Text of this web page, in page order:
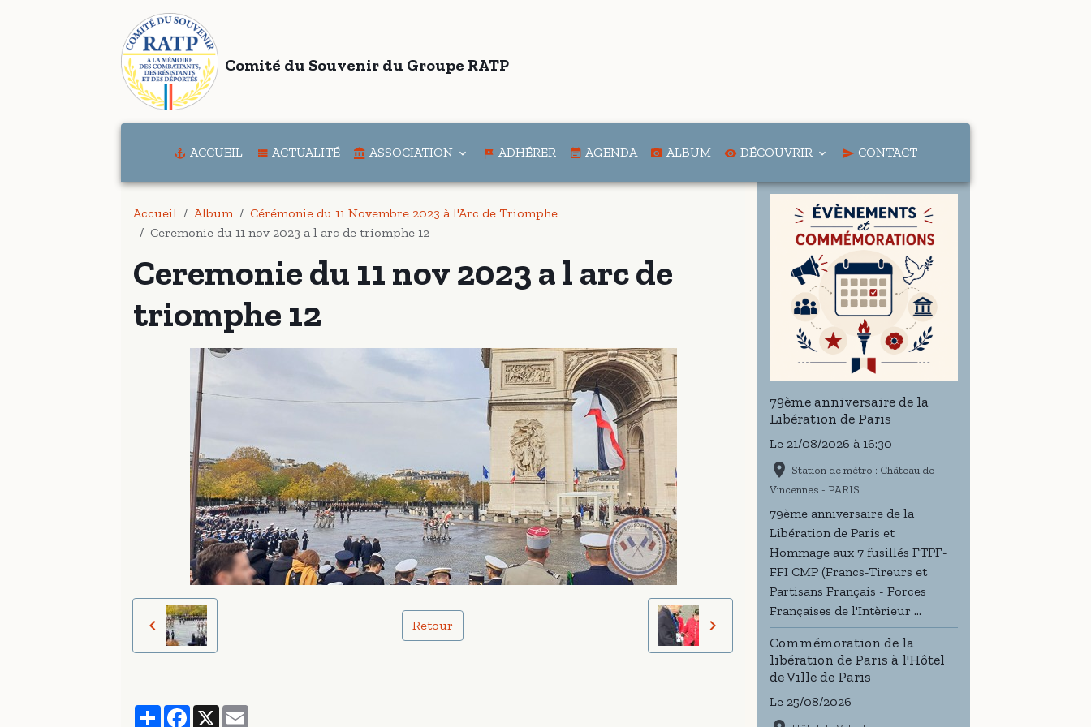
Comité du Souvenir du Groupe RATP
ACCUEIL ACTUALITÉ ASSOCIATION ADHÉRER AGENDA ALBUM DÉCOUVRIR CONTACT
Accueil Album
Cérémonie du 11 Novembre 2023 à l'Arc de Triomphe
Ceremonie du 11 nov 2023 a l arc de triomphe 12
Ceremonie du 11 nov 2023 a l arc de
triomphe 12
Retour
PartagerFacebook
X
79ème anniversaire de la
Libération de Paris
Le 21/08/2026 à 16:30
Station de métro : Château de
Vincennes - PARIS
79ème anniversaire de la
Libération de Paris et
Hommage aux 7 fusillés FTPF-
FFI CMP (Francs-Tireurs et
Partisans Français - Forces
Françaises de l'Intèrieur ...
Commémoration de la
libération de Paris à l'Hôtel
de Ville de Paris
Le 25/08/2026